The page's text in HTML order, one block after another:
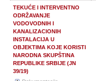
TEKUĆE I INTERVENTNO
ODRŽAVANJE
VODOVODNIH I
KANALIZACIONIH
INSTALACIJA U
OBJEKTIMA KOJE KORISTI
NARODNA SKUPŠTINA
REPUBLIKE SRBIJE (JN
39/19)